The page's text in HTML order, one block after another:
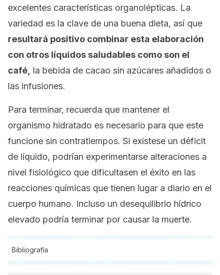
excelentes características organolépticas. La
variedad es la clave de una buena dieta, así que
resultará positivo combinar esta elaboración
con otros líquidos saludables como son el
café, la bebida de cacao sin azúcares añadidos o
las infusiones.
Para terminar, recuerda que mantener el
organismo hidratado es necesario para que este
funcione sin contratiempos. Si existese un déficit
de líquido, podrían experimentarse alteraciones a
nivel fisiológico que dificultasen el éxito en las
reacciones químicas que tienen lugar a diario en el
cuerpo humano. Incluso un desequilibrio hídrico
elevado podría terminar por causar la muerte.
Bibliografía
Todas las fuentes citadas fueron revisadas a profundidad por